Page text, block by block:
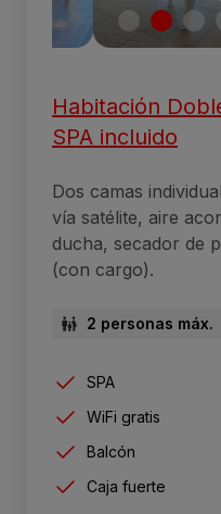
Habitación
SPA incluido
Dos camas
vía satélite, aire
ducha, secador de
(con cargo).
2 personas máx.
SPA
WiFi gratis
Balcón
Caja fuerte